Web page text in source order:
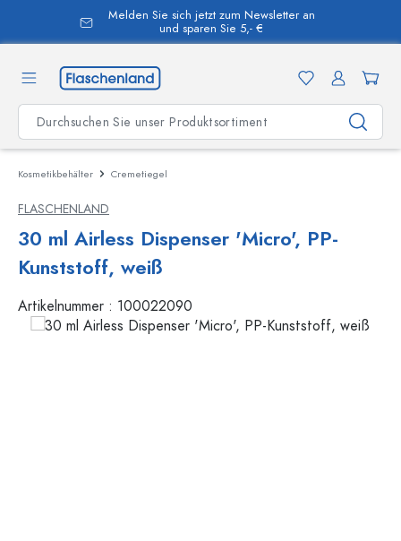
springen
Melden Sie sich jetzt zum Newsletter an
und sparen Sie 5,- €
Kosmetikbehälter Cremetiegel
FLASCHENLAND
30 ml Airless Dispenser 'Micro', PP-
Kunststoff, weiß
Artikelnummer : 100022090